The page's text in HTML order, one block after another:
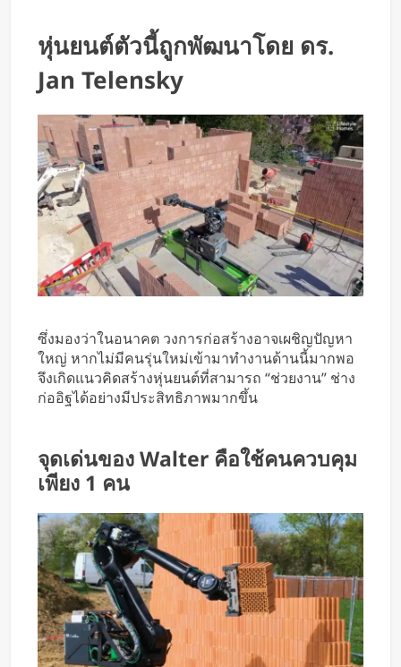
หุ่นยนต์ตัวนี้ถูกพัฒนาโดย ดร.
Jan Telensky
ซึ่งมองว่าในอนาคต วงการก่อสร้างอาจเผชิญปัญหา
ใหญ่ หากไม่มีคนรุ่นใหม่เข้ามาทำงานด้านนี้มากพอ
จึงเกิดแนวคิดสร้างหุ่นยนต์ที่สามารถ “ช่วยงาน” ช่าง
ก่ออิฐได้อย่างมีประสิทธิภาพมากขึ้น
จุดเด่นของ Walter คือใช้คนควบคุม
เพียง 1 คน